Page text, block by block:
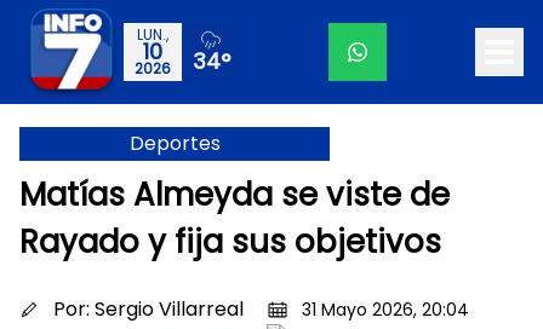
LUN.,
10
2026 34°
Deportes
Matías Almeyda se viste de
Rayado y fija sus objetivos
Por: Sergio Villarreal
31 Mayo 2026, 20:04